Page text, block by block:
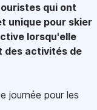
qui ont
unique pour skier
lorsqu'elle
des activités de
journée pour les